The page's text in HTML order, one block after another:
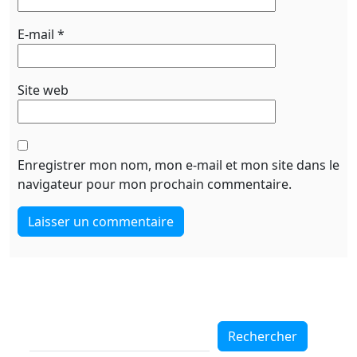
E-mail *
Site web
Enregistrer mon nom, mon e-mail et mon site dans le
navigateur pour mon prochain commentaire.
Rechercher